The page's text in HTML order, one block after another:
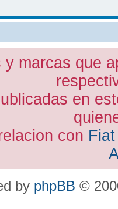
y marcas que
en
con
by phpBB ©